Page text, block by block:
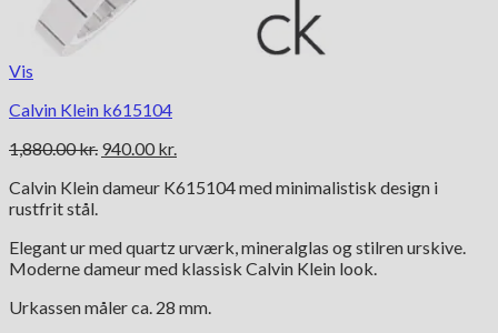
Vis
Calvin Klein k615104
1,880.00kr. Den
pris
940.00 kr.
pris
Calvin Klein dameur K615104 med minimalistisk design i
rustfrit stål.
Elegant ur med quartz urværk, mineralglas og stilren urskive.
Moderne dameur med klassisk Calvin Klein look.
Urkassen måler ca. 28 mm.